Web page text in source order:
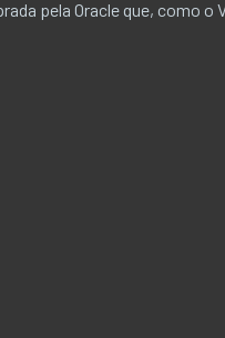
pela Oracle que, como o